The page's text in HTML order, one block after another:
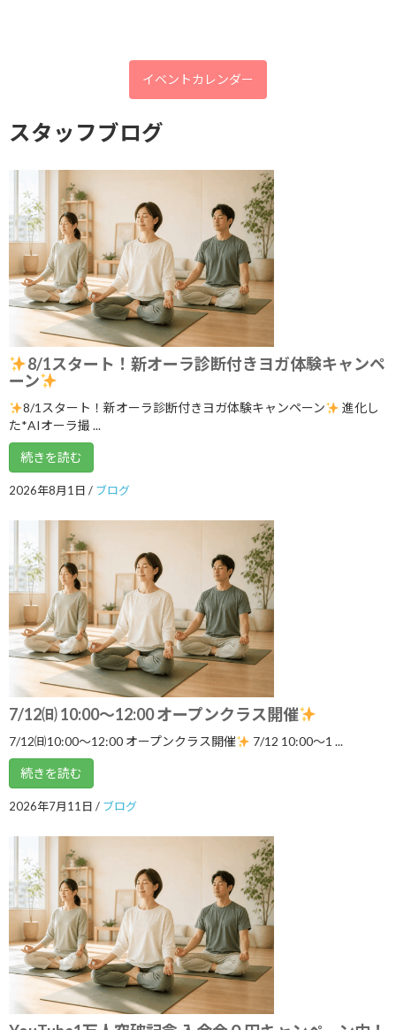
2026年6月6日
ブログ
５月１９日 3ボディ＆7チャクラ特別ト
2026年5月18日
ブログ
いよいよ明日5月１７日 ARIRANGイベ
ント開催します！
2026年5月16日
ゴールデンウイークのリズム、整えませ
んか？
カテゴリー
ブログ
日記
アーカイブ
2026年8月
2026年7月
2026年6月
2026年5月
2026年4月
2026年1月
2025年12月
2025年11月
2025年10月
2025年9月
イベントカレンダー
スタッフブログ
8/1スタート！新オーラ診断付きヨガ体験キャンペ
ーン
8/1スタート！新オーラ診断付きヨガ体験キャンペーン
進化し
た*AIオーラ撮 ...
続きを読む
2026年8月1日 / ブログ
7/12㈰ 10:00～12:00 オープンクラス開催
7/12㈰10:00～12:00 オープンクラス開催 7/12 10:00〜1 ...
続きを読む
2026年7月11日 / ブログ